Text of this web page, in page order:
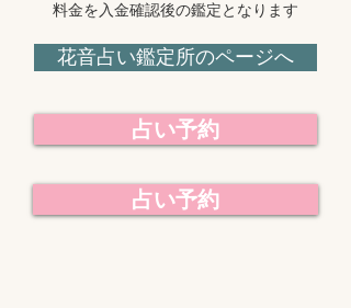
料金を入金確認後の鑑定となります
花音占い鑑定所のページへ
占い予約
占い予約